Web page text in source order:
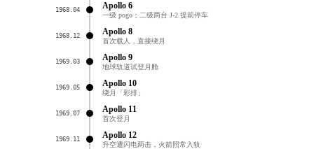
1968.04 Apollo 6
一级 pogo；二级两台 J-2 提前停车
1968.12 Apollo 8
首次载人，直接绕月
1969.03 Apollo 9
地球轨道试登月舱
1969.05 Apollo 10
绕月「彩排」
1969.07 Apollo 11
首次登月
1969.11 Apollo 12
升空遭闪电两击，火箭照常入轨